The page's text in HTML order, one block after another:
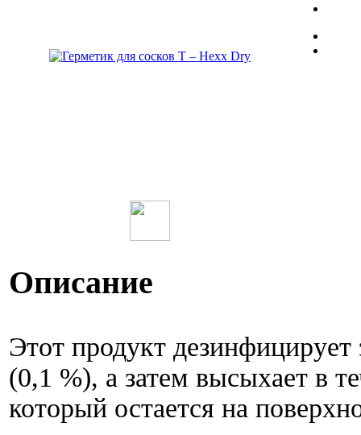
Описание
Этот продукт
(0,1 %), а затем высыхает в
который остается на